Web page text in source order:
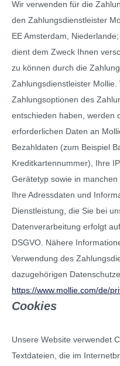
Wir verwenden für die
den Zahlungsdienstleister
EE Amsterdam,
dient dem Zweck Ihnen
zu können durch die
Zahlungsdienstleister
Zahlungsoptionen des
entschieden haben, werden
erforderlichen Daten an
Bezahldaten (zum Beispiel
Kreditkartennummer), Ihre
Gerätetyp sowie in
Ihre Adressdaten und
Dienstleistung, die Sie bei
Datenverarbeitung erfolgt
DSGVO. Nähere
Verwendung des
dazugehörigen
https://www.mollie.com/de/
Cookies
Unsere Website verwendet
Textdateien, die im